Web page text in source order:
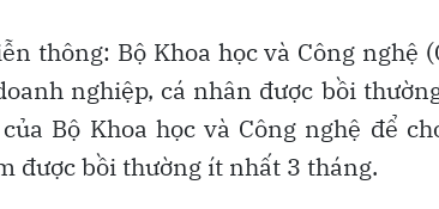
thông: Bộ Khoa học và Công nghệ
nghiệp, cá nhân được bồi
Bộ Khoa học và Công nghệ để
được bồi thường ít nhất 3 tháng.